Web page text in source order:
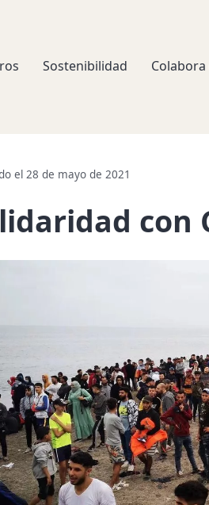
Sostenibilidad
el 28 de mayo de 2021
con